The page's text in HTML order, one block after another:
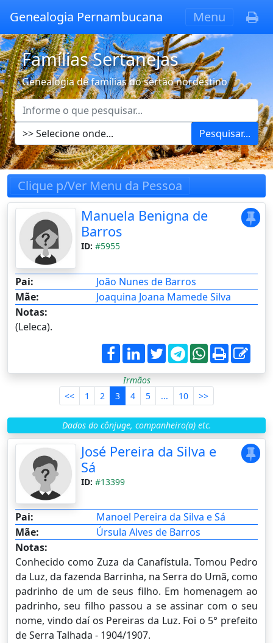
Genealogia Pernambucana Menu
Famílias Sertanejas
Genealogia de famílias do sertão nordestino
Pesquisar...
Clique p/Ver Menu da Pessoa
Manuela Benigna de
Barros
ID: #5955
Pai:
João Nunes de Barros
Mãe:
Joaquina Joana Mamede Silva
Notas:
(Leleca).
Irmãos
<<
1 2 3 4 5 ... 10 >>
Dados do cônjuge, companheiro(a) etc.
José Pereira da Silva e
Sá
ID: #13399
Pai:
Manoel Pereira da Silva e Sá
Mãe:
Úrsula Alves de Barros
Notas:
Conhecido como Zuza da Canafístula. Tomou Pedro
da Luz, da fazenda Barrinha, na Serra do Umã, como
padrinho de um de seus filho. Em homenagem ao
padrinho, seu filho passou a se assinar com o seu
nome, vindo daí os Pereiras da Luz. Foi o 5° prefeito
de Serra Talhada - 1904/1907.